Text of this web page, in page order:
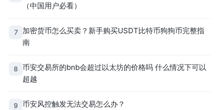
（中国用户必看）
7
加密货币怎么买卖？新手购买USDT比特币狗狗币完整指
南
8
币安交易所的bnb会超过以太坊的价格吗 什么情况下可以
超越
9 币安风控触发无法交易怎么办？